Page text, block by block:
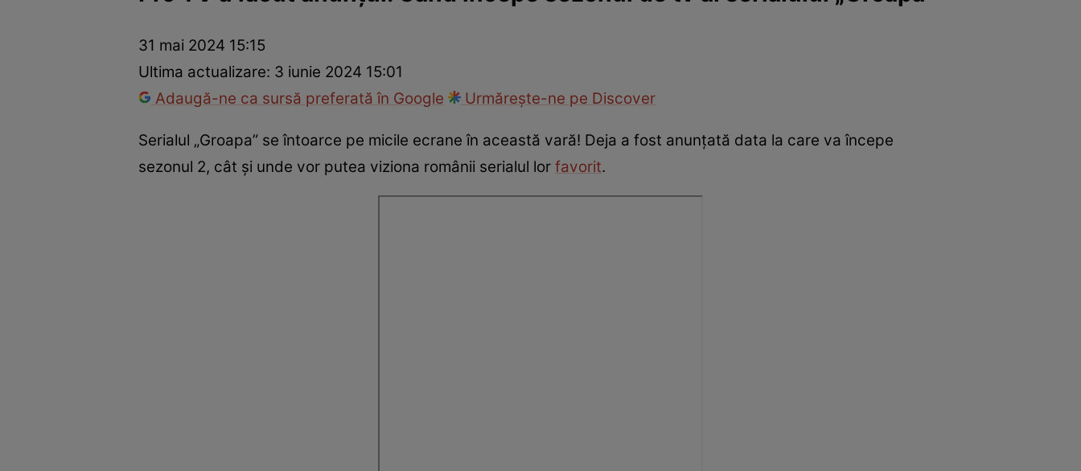
Românii au talentSurvivor România
31 mai 2024 15:15
Ultima actualizare: 3 iunie 2024 15:01
Adaugă-ne ca sursă preferată în Google
Urmărește-ne pe Discover
Serialul „Groapa” se întoarce pe micile ecrane în această vară! Deja a fost anunțată data la care va începe
sezonul 2, cât și unde vor putea viziona românii serialul lor favorit.